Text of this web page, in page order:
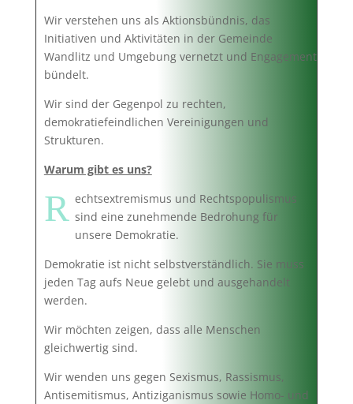
Wir verstehen uns als Aktionsbündnis, das
Initiativen und Aktivitäten in der Gemeinde
Wandlitz und Umgebung vernetzt und Engagement
bündelt.
Wir sind der Gegenpol zu rechten,
demokratiefeindlichen Vereinigungen und
Strukturen.
Warum gibt es uns?
R echtsextremismus und Rechtspopulismus
sind eine zunehmende Bedrohung für
unsere Demokratie.
Demokratie ist nicht selbstverständlich. Sie muss
jeden Tag aufs Neue gelebt und ausgehandelt
werden.
Wir möchten zeigen, dass alle Menschen
gleichwertig sind.
Wir wenden uns gegen Sexismus, Rassismus,
Antisemitismus, Antiziganismus sowie Homo- und